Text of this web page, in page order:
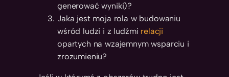
generować wyniki)?
Jaka jest moja rola w budowaniu
wśród ludzi i z ludźmi relacji
opartych na wzajemnym wsparciu i
zrozumieniu?